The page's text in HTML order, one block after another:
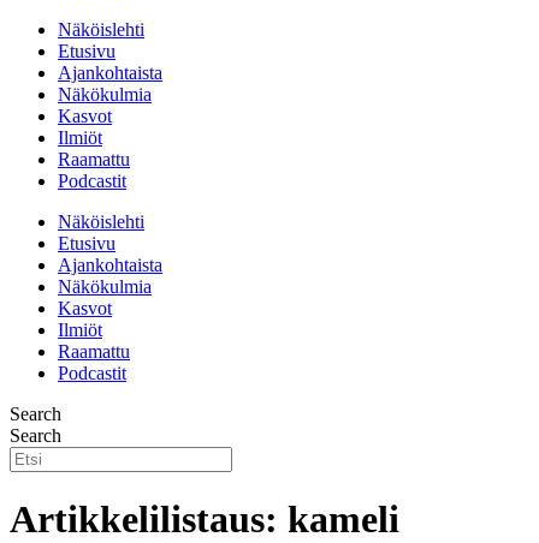
Näköislehti
Etusivu
Ajankohtaista
Näkökulmia
Kasvot
Ilmiöt
Raamattu
Podcastit
Näköislehti
Etusivu
Ajankohtaista
Näkökulmia
Kasvot
Ilmiöt
Raamattu
Podcastit
Search
Search
Artikkelilistaus: kameli